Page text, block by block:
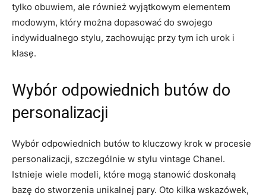
tylko obuwiem, ale również wyjątkowym elementem
modowym, który można dopasować do swojego
indywidualnego stylu, zachowując przy tym ich urok i
klasę.
Wybór odpowiednich butów do
personalizacji
Wybór odpowiednich butów to kluczowy krok w procesie
personalizacji, szczególnie w stylu vintage Chanel.
Istnieje wiele modeli, które mogą stanowić doskonałą
bazę do stworzenia unikalnej pary. Oto kilka wskazówek,